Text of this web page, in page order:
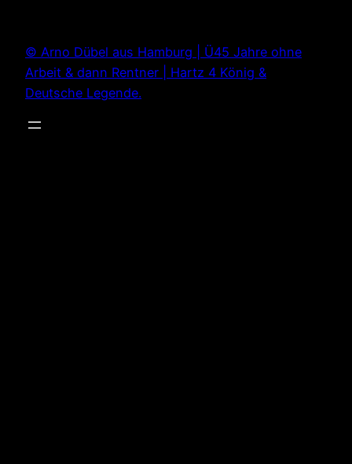
springen
© Arno Dübel aus Hamburg | Ü45 Jahre ohne
Arbeit & dann Rentner | Hartz 4 König &
Deutsche Legende.